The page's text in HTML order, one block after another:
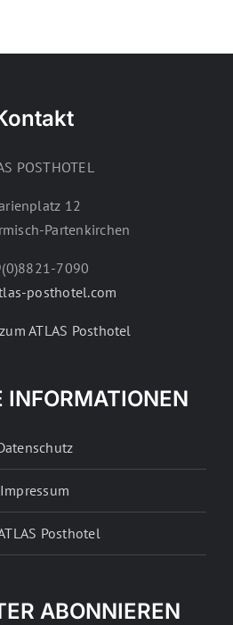
POSTHOTEL
12
Partenkirchen
7090
posthotel.com
ATLAS Posthotel
Impressum
Posthotel
ABONNIEREN